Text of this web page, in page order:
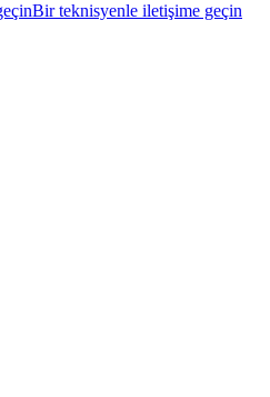
Bir teknisyenle iletişime geçin